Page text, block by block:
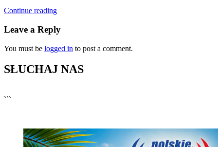
Continue reading
Leave a Reply
You must be logged in to post a comment.
SŁUCHAJ NAS
```